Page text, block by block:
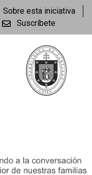
Sobre esta iniciativa
Suscríbete